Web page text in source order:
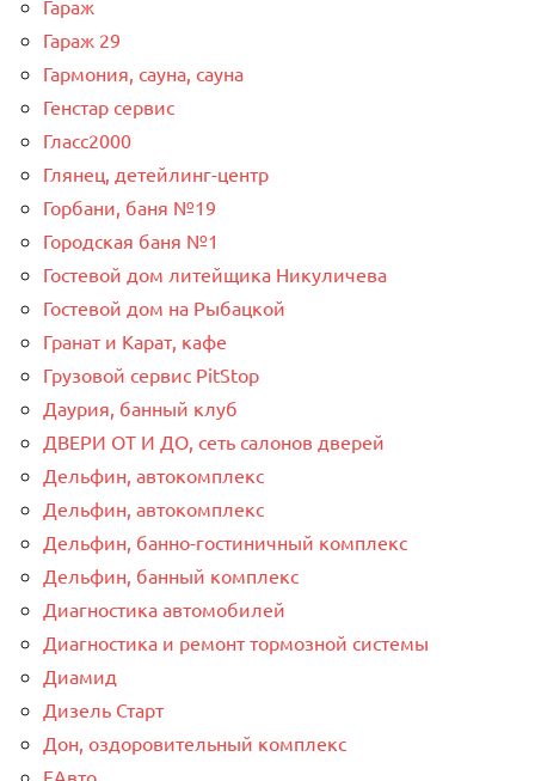
Гараж
Гараж 29
Гармония, сауна, сауна
Генстар сервис
Гласс2000
Глянец, детейлинг-центр
Горбани, баня №19
Городская баня №1
Гостевой дом литейщика Никуличева
Гостевой дом на Рыбацкой
Гранат и Карат, кафе
Грузовой сервис PitStop
Даурия, банный клуб
ДВЕРИ ОТ И ДО, сеть салонов дверей
Дельфин, автокомплекс
Дельфин, автокомплекс
Дельфин, банно-гостиничный комплекс
Дельфин, банный комплекс
Диагностика автомобилей
Диагностика и ремонт тормозной системы
Диамид
Дизель Старт
Дон, оздоровительный комплекс